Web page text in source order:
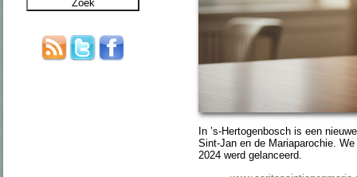
In ’s-Hertogen­bosch is een
Sint-Jan en de Maria­paro­chie.
2024 werd gelan­ceerd.